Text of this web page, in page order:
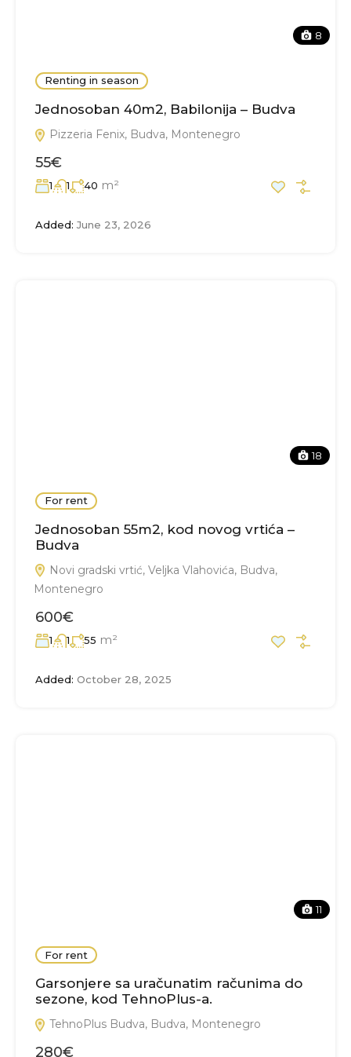
8
Renting in season
Jednosoban 40m2, Babilonija – Budva
Pizzeria Fenix, Budva, Montenegro
55€
1 1 40 m²
Added: June 23, 2026
18
For rent
Jednosoban 55m2, kod novog vrtića –
Budva
Novi gradski vrtić, Veljka Vlahovića, Budva,
Montenegro
600€
1 1 55 m²
Added: October 28, 2025
11
For rent
Garsonjere sa uračunatim računima do
sezone, kod TehnoPlus-a.
TehnoPlus Budva, Budva, Montenegro
280€